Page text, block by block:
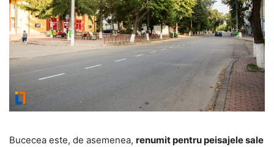
Bucecea este, de asemenea, renumit pentru peisajele sale